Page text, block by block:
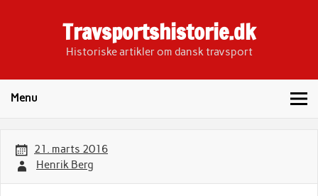
Travsportshistorie.dk
Historiske artikler om dansk travsport
Menu
21. marts 2016
Henrik Berg